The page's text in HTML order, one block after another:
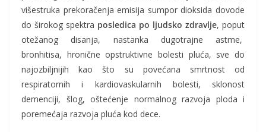
višestruka prekoračenja emisija sumpor dioksida dovode
do širokog spektra posledica po ljudsko zdravlje, poput
otežanog disanja, nastanka dugotrajne astme,
bronhitisa, hronične opstruktivne bolesti pluća, sve do
najozbiljnijih kao što su povećana smrtnost od
respiratornih i kardiovaskularnih bolesti, sklonost
demenciji, šlog, oštećenje normalnog razvoja ploda i
poremećaja razvoja pluća kod dece.